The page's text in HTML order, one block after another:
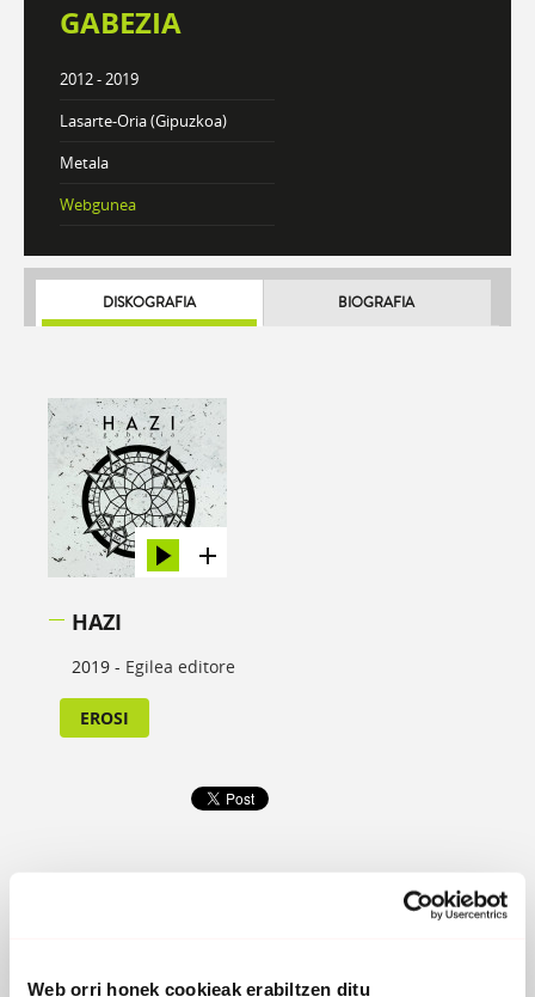
Web orri honek cookieak erabiltzen ditu
GABEZIA
2012 - 2019
Lasarte-Oria (Gipuzkoa)
Metala
Webgunea
DISKOGRAFIA BIOGRAFIA
HAZI
2019 - Egilea editore
EROSI